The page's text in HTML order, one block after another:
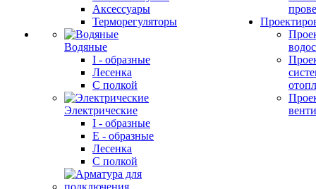
Аксессуары
Терморегуляторы
Водяные
I - образные
Лесенка
С полкой
Электрические
I - образные
E - образные
Лесенка
С полкой